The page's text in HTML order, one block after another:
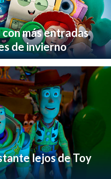
más entradas
de invierno
lejos de Toy